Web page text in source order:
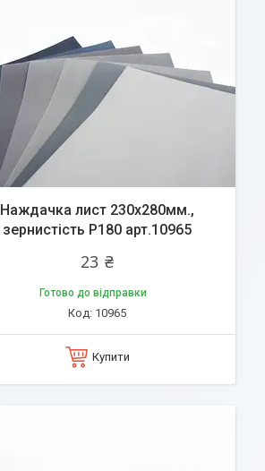
Наждачка лист 230х280мм.,
зернистість P180 арт.10965
23 ₴
Готово до відправки
10965
Купити